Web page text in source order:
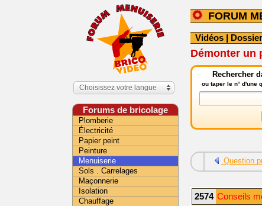
FORUM
Vidéos |
Démonter un
Rechercher
ou taper le n° d'une
Question
2574 Conseils
Choisissez votre langue
Forums de bricolage
Plomberie
Électricité
Papier peint
Peinture
Menuiserie
Sols . Carrelages
Maçonnerie
Isolation
Chauffage